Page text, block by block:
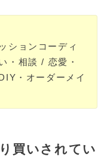
ションコーディ
・相談 / 恋愛・
・オーダーメイ
買いされてい